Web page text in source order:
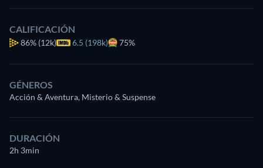
CALIFICACIÓN
86% (12k) 6.5 (198k) 75%
GÉNEROS
Acción & Aventura, Misterio & Suspense
DURACIÓN
2h 3min